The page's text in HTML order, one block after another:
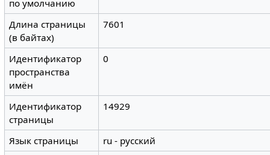
по умолчанию
Длина страницы
(в байтах)
7601
Идентификатор
пространства
имён
0
Идентификатор
страницы
14929
Язык страницы
ru - русский